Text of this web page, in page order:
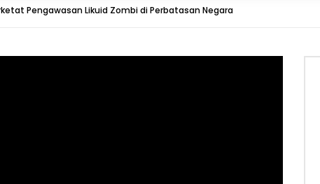
Pengawasan Likuid Zombi di Perbatasan Negara